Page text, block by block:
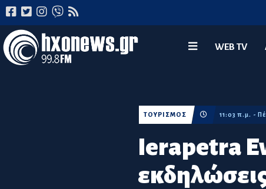
WEB TV
Ierapetra
ΤΟΥΡΙΣΜΟΣ 11:03 π.μ. -